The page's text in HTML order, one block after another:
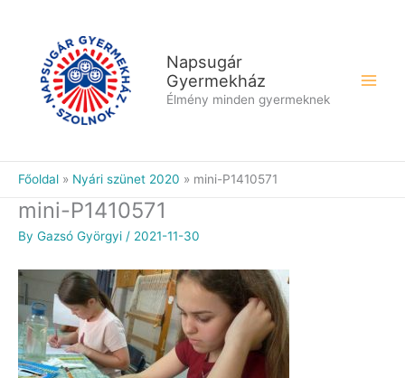
Napsugár
Gyermekház
Élmény minden gyermeknek
Főoldal Nyári szünet 2020 mini-P1410571
mini-P1410571
By Gazsó Györgyi / 2021-11-30